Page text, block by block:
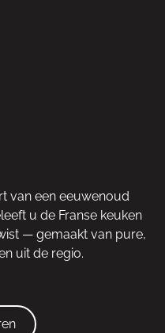
van een eeuwenoud
u de Franse keuken
— gemaakt van pure,
uit de regio.